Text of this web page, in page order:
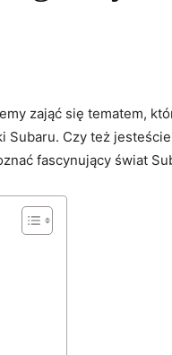
​zająć się tematem,
Subaru. Czy też
fascynujący świat